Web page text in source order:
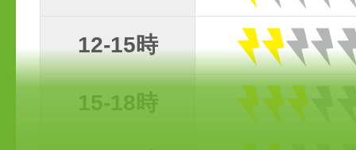
12-15時
15-18時